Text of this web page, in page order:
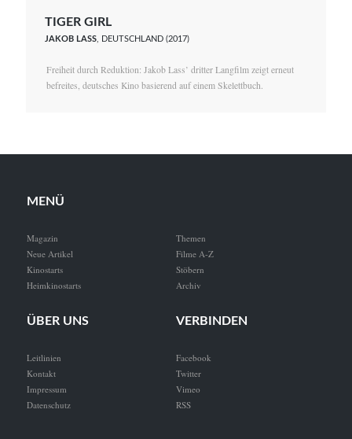
TIGER GIRL
JAKOB LASS, DEUTSCHLAND (2017)
Freiheit durch Reduktion: Jakob Lass’ dritter Langfilm zeigt erneut
befreites, deutsches Kino basierend auf einem Skelettbuch.
MENÜ
Magazin
Neue Artikel
Kinostarts
Heimkinostarts
Themen
Filme A-Z
Stöbern
Archiv
ÜBER UNS
Leitlinien
Kontakt
Impressum
Datenschutz
VERBINDEN
Facebook
Twitter
Vimeo
RSS